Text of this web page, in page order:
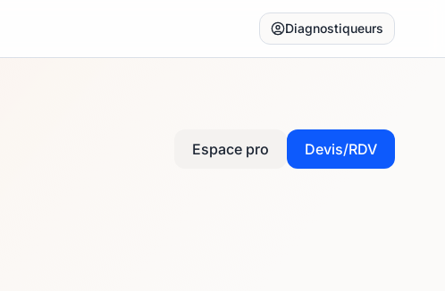
Diagnostiqueurs
Espace pro Devis/RDV